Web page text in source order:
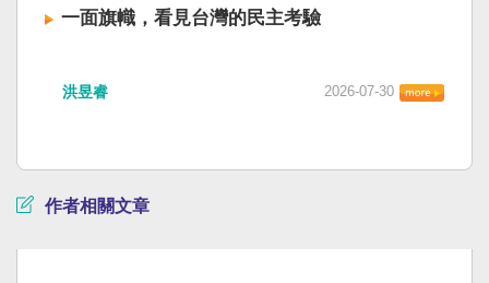
一面旗幟，看見台灣的民主考驗
洪昱睿 2026-07-30
作者相關文章